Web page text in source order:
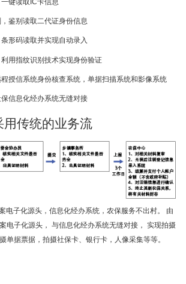
鉴别读取二代证身份信息
形码读取并实现自动录入
用指纹识别技术实现身份验证
授信系统身份核查系统，单据扫描系统和影像系统
信息化经办系统无缝对接
用传统的业务流
电子化源头，信息化经办系统，农保服务不出村。 由
电子化源头， 与信息化经办系统无缝对接， 实现拍摄
单据票据，拍摄社保卡、银行卡，人像采集等等。